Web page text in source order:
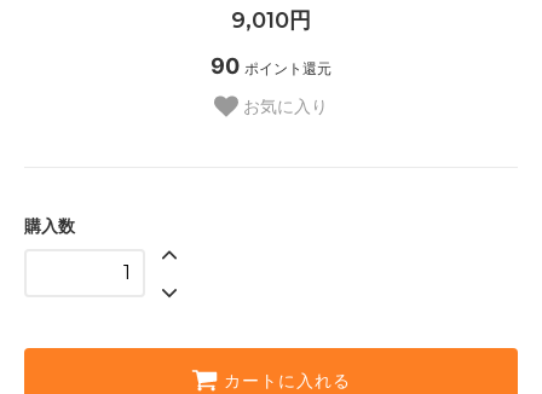
9,010円
90 ポイント還元
お気に入り
購入数
カートに入れる